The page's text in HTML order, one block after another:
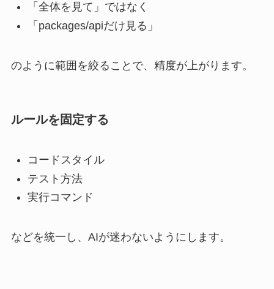
「全体を見て」ではなく
「packages/apiだけ見る」
のように範囲を絞ることで、精度が上がります。
ルールを固定する
コードスタイル
テスト方法
実行コマンド
などを統一し、AIが迷わないようにします。